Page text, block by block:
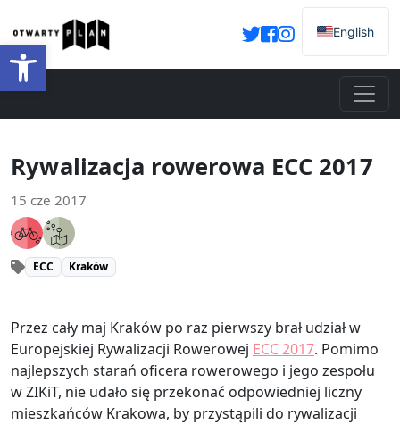
Otwórz pasek narzędzi
English
Rywalizacja rowerowa ECC 2017
15 cze 2017
ECC Kraków
Przez cały maj Kraków po raz pierwszy brał udział w
Europejskiej Rywalizacji Rowerowej ECC 2017. Pomimo
najlepszych starań oficera rowerowego i jego zespołu
w ZIKiT, nie udało się przekonać odpowiedniej liczny
mieszkańców Krakowa, by przystąpili do rywalizacji